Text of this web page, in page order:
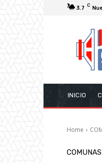
3.7 C
INICIO
Home
COMUNAS